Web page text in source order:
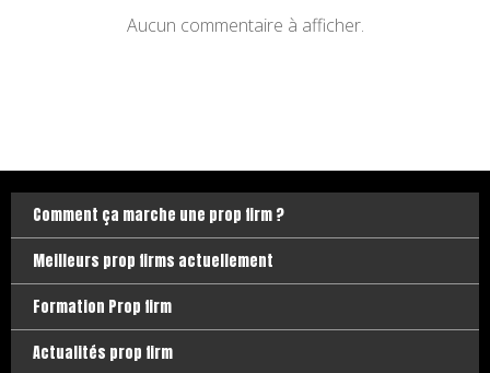
Aucun commentaire à afficher.
Comment ça marche une prop firm ?
Meilleurs prop firms actuellement
Formation Prop firm
Actualités prop firm